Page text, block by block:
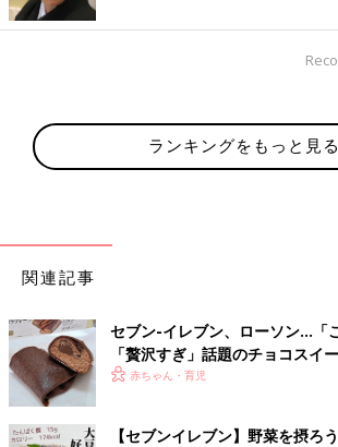
ランキングをもっと見る
関連記事
セブン-イレブン、ローソン…「
「贅沢すぎ」話題のチョコスイ
赤ちゃん・育児
【セブンイレブン】野菜を摂ろ